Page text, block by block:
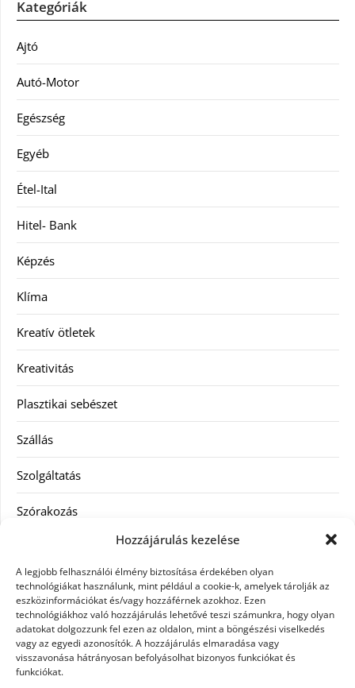
Hozzájárulás kezelése
A legjobb felhasználói élmény biztosítása érdekében olyan
technológiákat használunk, mint például a cookie-k, amelyek tárolják az
eszközinformációkat és/vagy hozzáférnek azokhoz. Ezen
technológiákhoz való hozzájárulás lehetővé teszi számunkra, hogy olyan
adatokat dolgozzunk fel ezen az oldalon, mint a böngészési viselkedés
vagy az egyedi azonosítók. A hozzájárulás elmaradása vagy
visszavonása hátrányosan befolyásolhat bizonyos funkciókat és
funkciókat.
Kategóriák
Ajtó
Autó-Motor
Egészség
Egyéb
Étel-Ital
Hitel- Bank
Képzés
Klíma
Kreatív ötletek
Kreativitás
Plasztikai sebészet
Szállás
Szolgáltatás
Szórakozás
Vásárlás
Víztisztítás
Webáruház